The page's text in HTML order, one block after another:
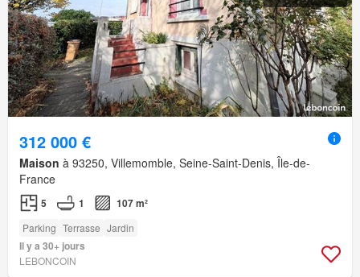
312 000 €
Maison à 93250, Villemomble, Seine-Saint-Denis, Île-de-
France
5 1 107 m²
Parking Terrasse Jardin
Il y a 30+ jours
LEBONCOIN